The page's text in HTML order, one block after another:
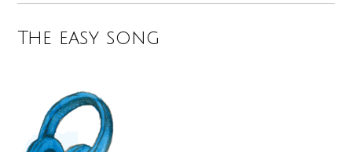
The easy song